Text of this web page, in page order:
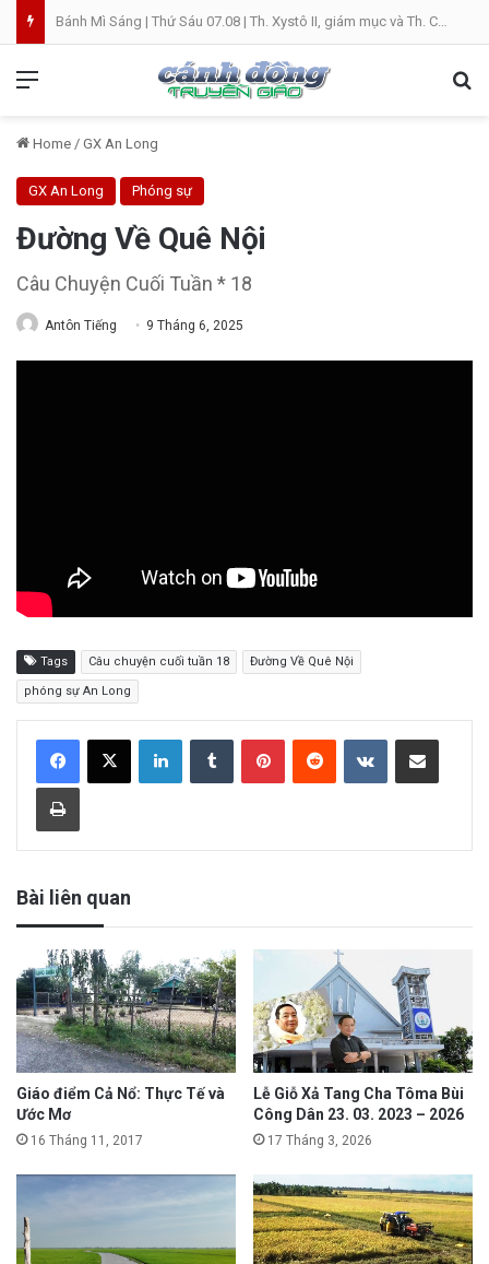
Bánh Mì Sáng | Thứ Sáu 07.08 | Th. Xystô II, giám mục và Th. Cajêtanô, linh mục
Home / GX An Long
GX An Long Phóng sự
Đường Về Quê Nội
Câu Chuyện Cuối Tuần * 18
Antôn Tiếng 9 Tháng 6, 2025
Tags Câu chuyện cuối tuần 18 Đường Về Quê Nội
phóng sự An Long
Bài liên quan
Giáo điểm Cả Nổ: Thực Tế và
Ước Mơ
16 Tháng 11, 2017
Lễ Giỗ Xả Tang Cha Tôma Bùi
Công Dân 23. 03. 2023 – 2026
17 Tháng 3, 2026